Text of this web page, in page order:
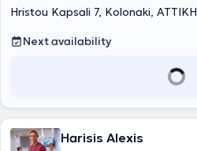
Hristou Kapsali 7, Kolonaki, ΑΤΤΙΚΗ
Next availability
Harisis Alexis